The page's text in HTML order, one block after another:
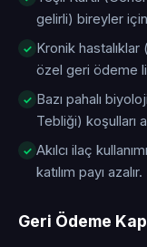
gelirli) bireyler için
Kronik
özel geri ödeme
Bazı pahalı
Tebliği) koşulları
Akılcı ilaç
katılım payı azalır.
Geri Ödeme